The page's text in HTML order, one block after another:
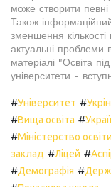
може створити певні
Також
зменшення
актуальні проблеми
матеріалі "Освіта
університети -
#Університет #
#Вища освіта #
#Міністерство
заклад #Ліцей #
#Демографія #